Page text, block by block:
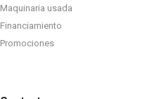
Maquinaria usada
Financiamiento
Promociones